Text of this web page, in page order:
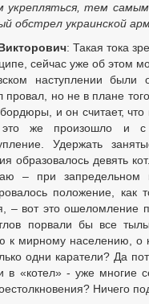
укрепляться, тем
обстрел украинской
: Такая тока
сейчас уже об этом
наступлении
но не в плане
и он считает, что
же произошло и с
Удержать
образовалось девять
– при
положение,
– вот это ошеломление
порвали бы все
к мирному населению, о
одни каратели? Да
в «котел» - уже многие
Ничего